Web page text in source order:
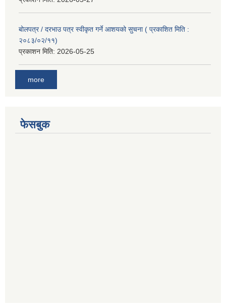
बोलपत्र / दरभाउ पत्र स्वीकृत गर्ने आशयको सुचना ( प्रकाशित मिति :
२०८३/०२/११)
प्रकाशन मिति: 2026-05-25
more
फेसबुक